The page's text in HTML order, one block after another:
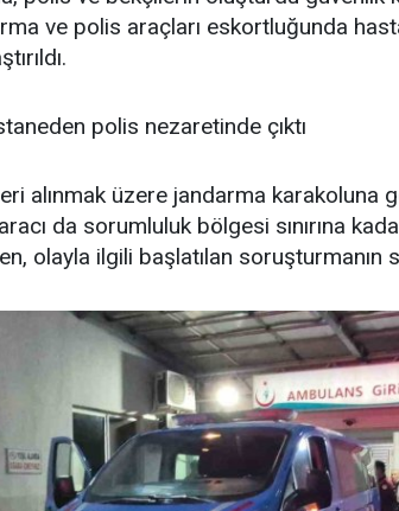
ve polis araçları eskortluğunda
polis nezaretinde çıktı
alınmak üzere jandarma karakoluna
da sorumluluk bölgesi sınırına
olayla ilgili başlatılan soruşturmanın